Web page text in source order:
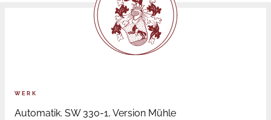
WERK
Automatik. SW 330-1, Version Mühle